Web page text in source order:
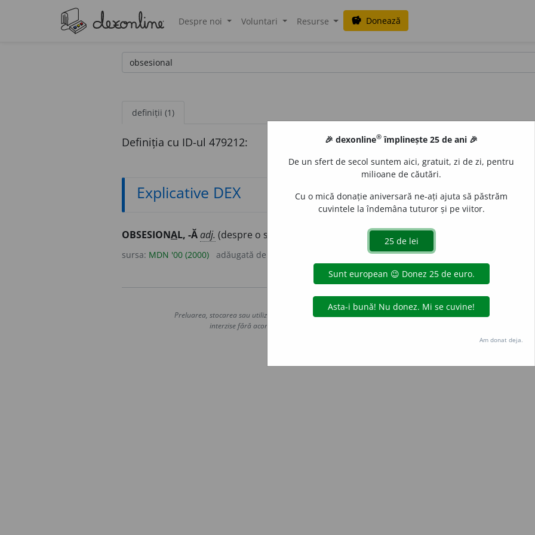
Despre noi Voluntari Resurse savings Donează
definiții (1)
Definiția cu ID-ul 479212:
Explicative DEX
OBSESIONAL, -Ăadj. (despre o stare morbidă) care se caracterizează printr-o obsesie. (<
sursa: MDN '00 (2000) adăugată de
Copyright © 2004-2026 dexonline (https://dexonline.ro)
Preluarea, stocarea sau utilizarea datelor de pe acest site, inclusiv prin orice metode de extragere automată
interzise fără acordul nostru prealabil scris, cu excepția seturilor de date oferite oficial spre utilizare
Hosterion
🎉 dexonline® împlinește 25 de ani 🎉
De un sfert de secol suntem aici, gratuit, zi de zi, pentru
milioane de căutări.
Cu o mică donație aniversară ne-ați ajuta să păstrăm
cuvintele la îndemâna tuturor și pe viitor.
Am donat deja.